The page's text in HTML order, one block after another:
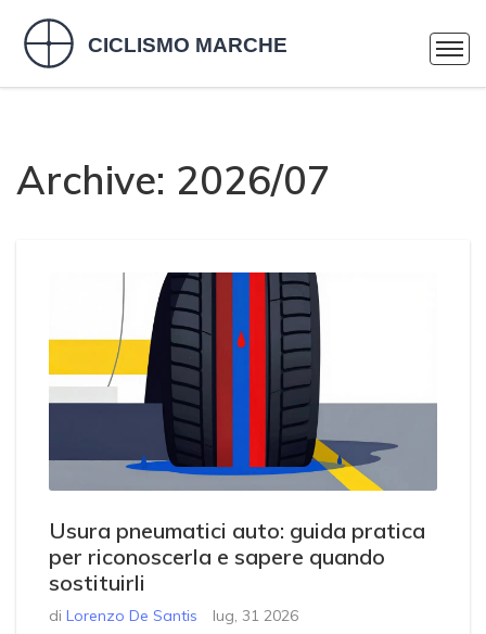
Archive: 2026/07
Usura pneumatici auto: guida pratica
per riconoscerla e sapere quando
sostituirli
di Lorenzo De Santis lug, 31 2026